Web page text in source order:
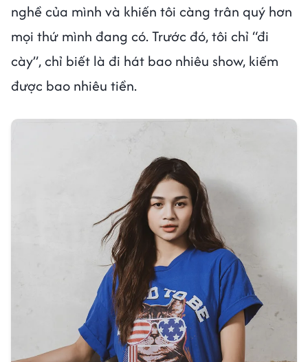
nghề của mình và khiến tôi càng trân quý hơn
mọi thứ mình đang có. Trước đó, tôi chỉ “đi
cày”, chỉ biết là đi hát bao nhiêu show, kiếm
được bao nhiêu tiền.